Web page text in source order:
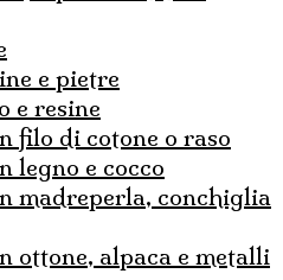
e pietre
e resine
filo di cotone o raso
legno e cocco